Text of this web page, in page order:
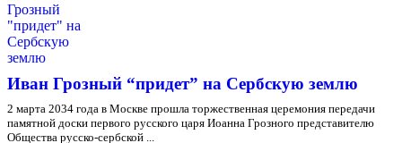
Иван Грозный “придет” на Сербскую землю
2 марта 2034 года в Москве прошла торжественная церемония передачи
памятной доски первого русского царя Иоанна Грозного представителю
Общества русско-сербской ...